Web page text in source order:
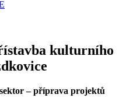
kulturního
– příprava projektů